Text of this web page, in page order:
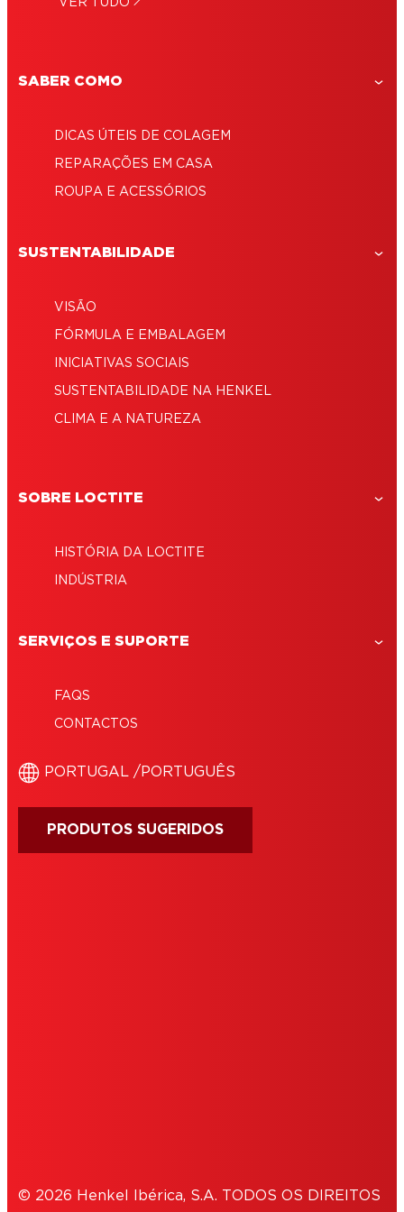
Esta foi por um fio! Como tirar super cola
VER TUDO
SABER COMO
DICAS ÚTEIS DE COLAGEM
REPARAÇÕES EM CASA
ROUPA E ACESSÓRIOS
SUSTENTABILIDADE
VISÃO
FÓRMULA E EMBALAGEM
INICIATIVAS SOCIAIS
SUSTENTABILIDADE NA HENKEL
CLIMA E A NATUREZA
SOBRE LOCTITE
HISTÓRIA DA LOCTITE
INDÚSTRIA
SERVIÇOS E SUPORTE
FAQS
CONTACTOS
‎PORTUGAL /‎PORTUGUÊS
PRODUTOS SUGERIDOS
© 2026 Henkel Ibérica, S.A. TODOS OS DIREITOS